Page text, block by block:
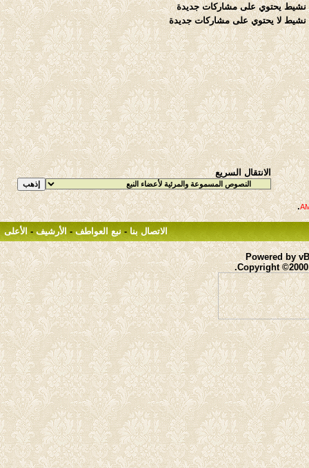
يحتوي على مشاركات جديدة
لا يحتوي على مشاركات جديدة
الانتقال السريع
.
الاتصال بنا - نبع العواطف - الأرشيف - الأعلى
Powered by
Copyright